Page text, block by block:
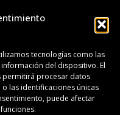
tecnologías como las
del dispositivo. El
permitirá procesar datos
las identificaciones únicas
puede afectar
NEWS!
PUBLICIDAD
2014